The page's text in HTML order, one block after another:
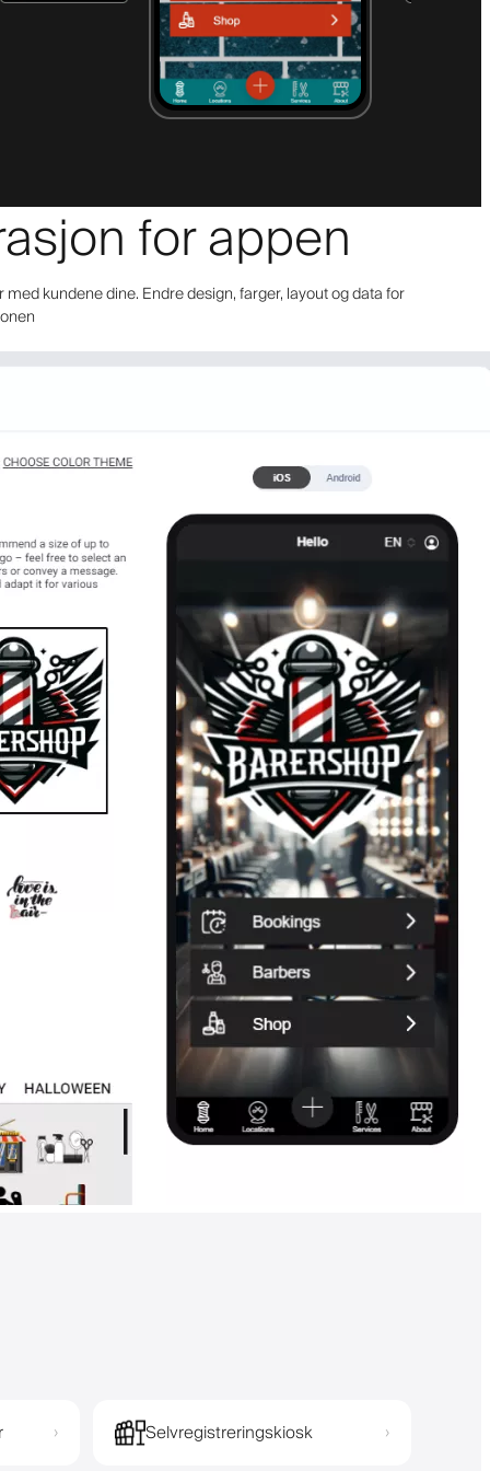
for appen
kundene dine. Endre design, farger, layout og data for
› Selvregistreringskiosk ›